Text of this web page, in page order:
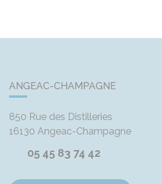
ANGEAC-CHAMPAGNE
850 Rue des Distilleries
16130 Angeac-Champagne
05 45 83 74 42